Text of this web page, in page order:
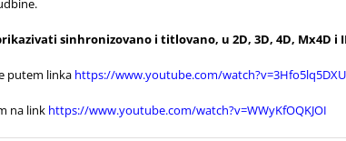
sinhronizovano i titlovano, u 2D, 3D, 4D, Mx4D i
putem linka https://www.youtube.com/
na link https://www.youtube.com/watch?v=WWyKfOQKJOI